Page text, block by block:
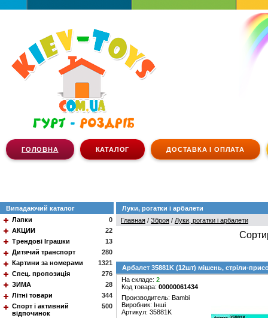
ГОЛОВНА КАТАЛОГ ДОСТАВКА І ОПЛАТА
Випадаючий каталог
0
Лапки
22
АКЦИИ
13
Трендові Іграшки
280
Дитячий транспорт
1321
Картини за номерами
276
Спец. пропозиція
28
ЗИМА
344
Літні товари
500
Спорт і активний
відпочинок
Луки, рогатки і арбалети
Главная / Зброя / Луки, рогатки і арбалети
Арбалет 35881K (12шт) мішень, стріли-
На складе: 2
Код товара: 00000061434
Производитель: Bambi
Виробник: Інші
Артикул: 35881K